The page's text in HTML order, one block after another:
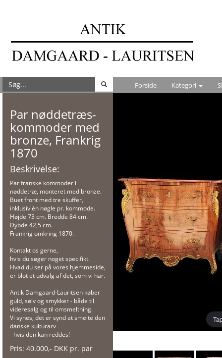
Forside Kategori
Par nøddetræs-
kommoder med
bronze, Frankrig
1870
Beskrivelse:
Par franske kommoder i
nøddetræ, monteret med bronze.
Buet front med tre skuffer,
inklusiv én nøgle pr. kommode.
Højde 73 cm. Bredde 84 cm.
Dybde 42,5 cm.
Frankrig omkring 1870.
Kontakt os gerne,
hvis du søger noget specifikt.
Hvad du ser på vores hjemmeside,
er blot et udvalg af det, som vi har.
Antik Damgaard-Lauritsen køber
guld, sølv og smykker - både til
videresalg og til omsmeltning.
Vi synes, det er synd at smelte den
danske kulturarv
- hvis den kan reddes!
Pris: 40.000,- DKK pr. par